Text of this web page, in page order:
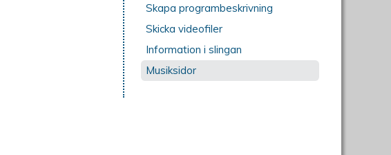
Skapa programbeskrivning
Skicka videofiler
Information i slingan
Musiksidor